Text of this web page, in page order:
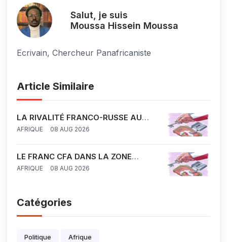
Salut, je suis
Moussa Hissein Moussa
Ecrivain, Chercheur Panafricaniste
Article Similaire
LA RIVALITÉ FRANCO-RUSSE AU
SAHEL
AFRIQUE 08 AUG 2026
LE FRANC CFA DANS LA ZONE
UEMOA ET CEMAC : UN OUTIL DU
AFRIQUE 08 AUG 2026
Catégories
Politique Afrique